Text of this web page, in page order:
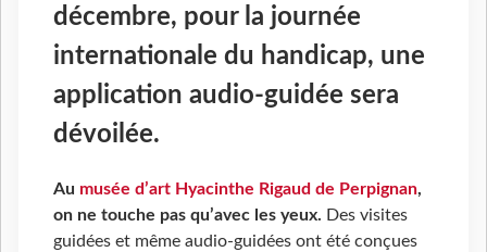
décembre, pour la journée
internationale du handicap, une
application audio-guidée sera
dévoilée.
Au musée d’art Hyacinthe Rigaud de Perpignan,
on ne touche pas qu’avec les yeux. Des visites
guidées et même audio-guidées ont été conçues